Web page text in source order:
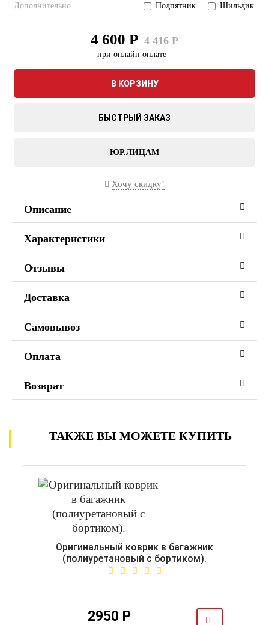
Дополнительно Подпятник Шильдик
4 600 Р 4 416 Р
при онлайн оплате
В КОРЗИНУ
БЫСТРЫЙ ЗАКАЗ
ЮР.ЛИЦАМ
Хочу скидку!
Описание
Характеристики
Отзывы
Доставка
Самовывоз
Оплата
Возврат
ТАКЖЕ ВЫ МОЖЕТЕ КУПИТЬ
Оригинальный коврик в багажник
(полиуретановый с бортиком).
2950 Р